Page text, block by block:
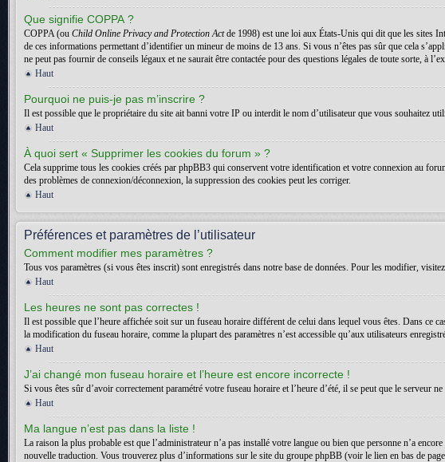
Que signifie COPPA ?
COPPA (ou Child Online Privacy and Protection Actde 1998) est une loi aux États-Unis qui dit que les sites
de ces informations permettant d’identifier un mineur de moins de 13 ans. Si vous n’êtes pas sûr que cela
ne peut pas fournir de conseils légaux et ne saurait être contactée pour des questions légales de toute sorte, à
Haut
Pourquoi ne puis-je pas m’inscrire ?
Il est possible que le propriétaire du site ait banni votre IP ou interdit le nom d’utilisateur que vous souhaitez
Haut
À quoi sert « Supprimer les cookies du forum » ?
Cela supprime tous les cookies créés par phpBB3 qui conservent votre identification et votre connexion au
des problèmes de connexion/déconnexion, la suppression des cookies peut les corriger.
Haut
Préférences et paramètres de l’utilisateur
Comment modifier mes paramètres ?
Tous vos paramètres (si vous êtes inscrit) sont enregistrés dans notre base de données. Pour les modifier,
Haut
Les heures ne sont pas correctes !
Il est possible que l’heure affichée soit sur un fuseau horaire différent de celui dans lequel vous êtes. Dans
la modification du fuseau horaire, comme la plupart des paramètres n’est accessible qu’aux utilisateurs
Haut
J’ai changé mon fuseau horaire et l’heure est encore incorrecte !
Si vous êtes sûr d’avoir correctement paramétré votre fuseau horaire et l’heure d’été, il se peut que le serveur
Haut
Ma langue n’est pas dans la liste !
La raison la plus probable est que l’administrateur n’a pas installé votre langue ou bien que personne n’a
nouvelle traduction. Vous trouverez plus d’informations sur le site du groupe phpBB (voir le lien en bas de